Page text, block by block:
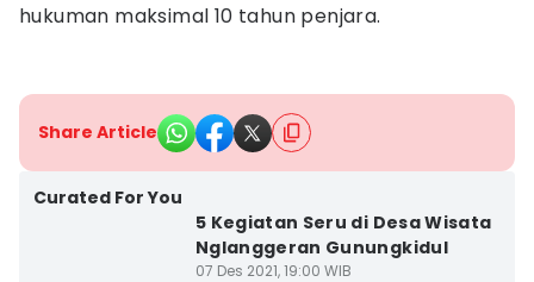
hukuman maksimal 10 tahun penjara.‎
Share Article
Curated For You
5 Kegiatan Seru di Desa Wisata
Nglanggeran Gunungkidul
07 Des 2021, 19:00 WIB